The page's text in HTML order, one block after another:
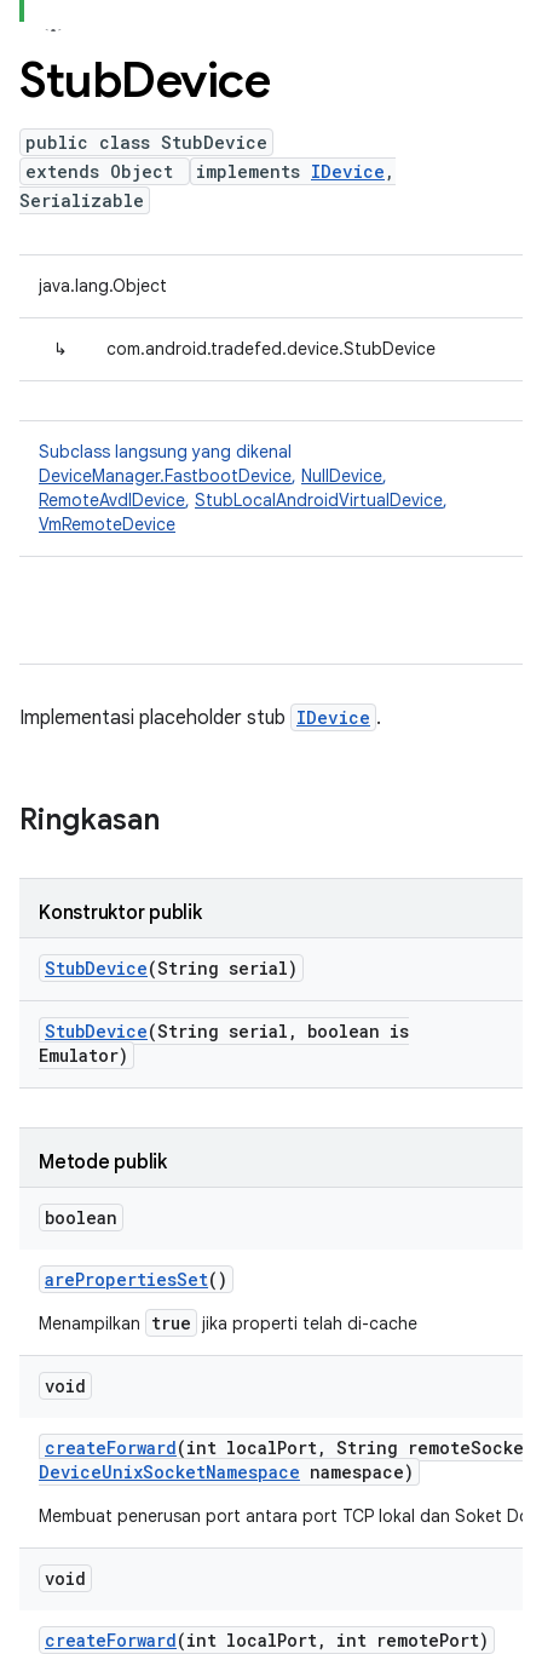
StubDevice
public class StubDevice
extends Object
implements IDevice ,
Serializable
java.lang.Object
↳ com.android.tradefed.device.StubDevice
Subclass langsung yang dikenal
DeviceManager.FastbootDevice, NullDevice,
RemoteAvdIDevice, StubLocalAndroidVirtualDevice,
VmRemoteDevice
Implementasi placeholder stub IDevice .
Ringkasan
Konstruktor publik
StubDevice(String serial)
StubDevice(String serial ,
boolean is
Emulator)
Metode publik
boolean
arePropertiesSet()
Menampilkan true jika properti telah di-cache
void
createForward(int localPort, String remoteSocket
DeviceUnixSocketNamespace namespace)
Membuat penerusan port antara port TCP lokal dan Soket
void
createForward(int localPort, int remotePort)